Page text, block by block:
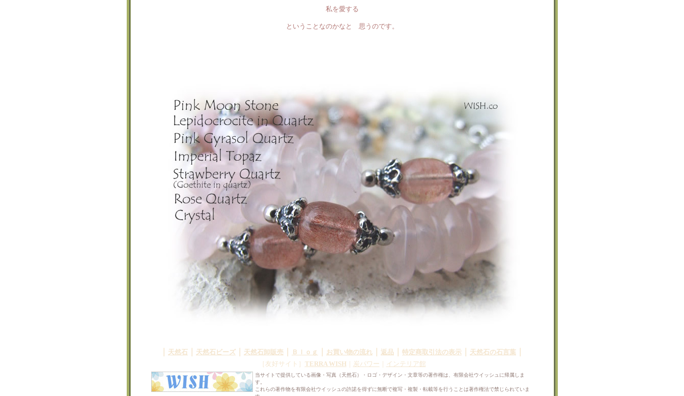
私を愛する
ということなのかなと 思うのです。
天然石 天然石ビーズ｜ 天然石卸販売 Ｂｌｏｇ お買い物の流れ 返品 特定商取引法の表示 天然石の石言葉
［友好サイト］ TERRA WISH｜ 炭パワー インテリア館
当サイトで提供している画像・写真（天然石）・ロゴ・デザイン・文章等の著作権は、有限会社ウイッシュに帰属しま
す。
これらの著作物を有限会社ウイッシュの許諾を得ずに無断で複写・複製・転載等を行うことは著作権法で禁じられていま